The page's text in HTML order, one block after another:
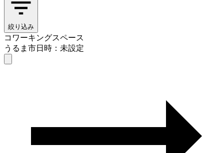
絞り込み
コワーキングスペース
うるま市日時：未設定